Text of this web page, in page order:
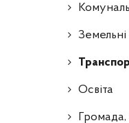
Освіта
Громада,